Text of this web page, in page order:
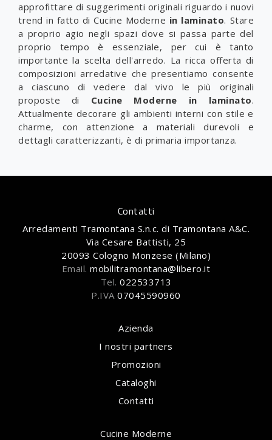
approfittare di suggerimenti originali riguardo i nuovi
trend in fatto di Cucine Moderne in laminato. Stare
a proprio agio negli spazi dove si passa parte del
proprio tempo è essenziale, per cui è tanto
importante la scelta dell'arredo. La ricca offerta di
composizioni arredative che presentiamo consente
a ciascuno di vedere dal vivo le più originali
proposte di Cucine Moderne in laminato.
Attualmente decorare gli ambienti interni con stile e
charme, con attenzione a materiali durevoli e
dettagli caratterizzanti, è di primaria importanza.
Contatti
Arredamenti Tramontana S.n.c. di Tramontana A&C.
Via Cesare Battisti, 25
20093 Cologno Monzese (Milano)
Email.mobilitramontana@libero.it
Tel. 022533713
P.IVA07045590960
Azienda
I nostri partners
Promozioni
Cataloghi
Contatti
Cucine Moderne